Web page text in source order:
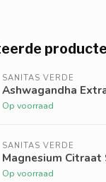
SANITAS VERDE
Ashwagandha
Op voorraad
SANITAS VERDE
Magnesium Citraat
Op voorraad